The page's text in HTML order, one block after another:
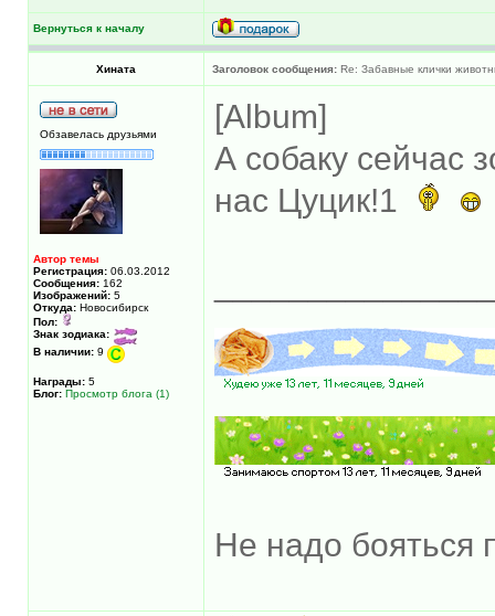
Вернуться к началу
Хината Заголовок сообщения: Re: Забавные клички
Обзавелась друзьями
Автор темы
Регистрация: 06.03.2012
Сообщения: 162
Изображений: 5
Откуда: Новосибирск
Пол:
Знак зодиака:
В наличии: 9
Награды: 5
Блог: Просмотр блога (1)
[Album]
А собаку сейчас
нас Цуцик!1
Не надо бояться